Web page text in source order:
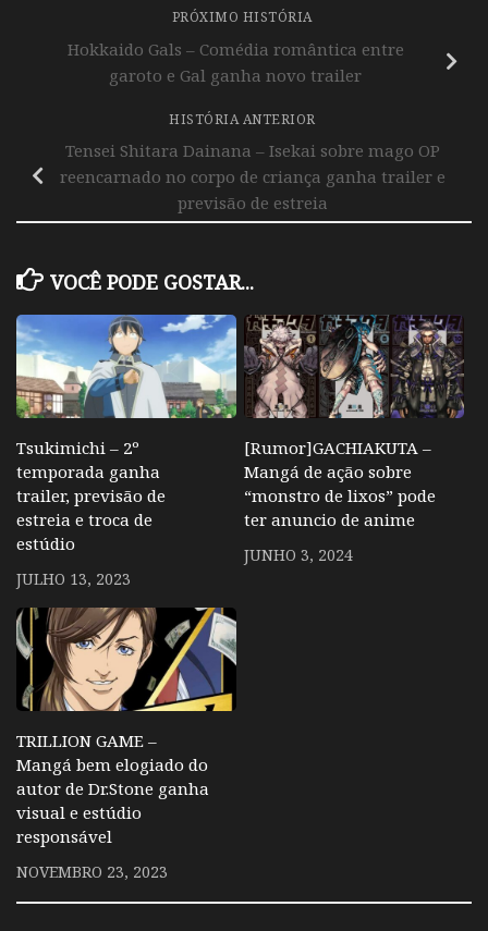
PRÓXIMO HISTÓRIA
Hokkaido Gals – Comédia romântica entre
garoto e Gal ganha novo trailer
HISTÓRIA ANTERIOR
Tensei Shitara Dainana – Isekai sobre mago OP
reencarnado no corpo de criança ganha trailer e
previsão de estreia
VOCÊ PODE GOSTAR...
Tsukimichi – 2º
temporada ganha
trailer, previsão de
estreia e troca de
estúdio
JULHO 13, 2023
[Rumor]GACHIAKUTA –
Mangá de ação sobre
“monstro de lixos” pode
ter anuncio de anime
JUNHO 3, 2024
TRILLION GAME –
Mangá bem elogiado do
autor de Dr.Stone ganha
visual e estúdio
responsável
NOVEMBRO 23, 2023